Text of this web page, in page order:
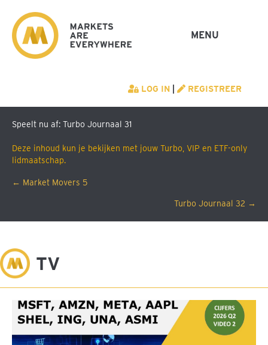
MENU
LOG IN REGISTREER
Speelt nu af: Turbo Journaal 31
Deze inhoud kun je bekijken met jouw Turbo, VIP en ETF-only
lidmaatschap.
Posts
← Market Movers 5
Turbo Journaal 32 →
M TV